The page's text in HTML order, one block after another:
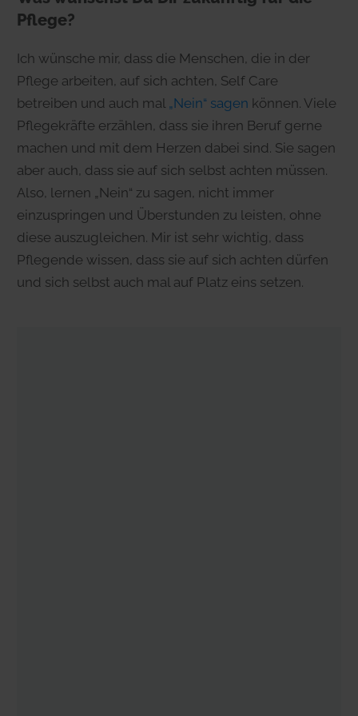
Pflege?
Ich wünsche mir, dass die Menschen, die in der
Pflege arbeiten, auf sich achten, Self Care
betreiben und auch mal „Nein“ sagen können. Viele
Pflegekräfte erzählen, dass sie ihren Beruf gerne
machen und mit dem Herzen dabei sind. Sie sagen
aber auch, dass sie auf sich selbst achten müssen.
Also, lernen „Nein“ zu sagen, nicht immer
einzuspringen und Überstunden zu leisten, ohne
diese auszugleichen. Mir ist sehr wichtig, dass
Pflegende wissen, dass sie auf sich achten dürfen
und sich selbst auch mal auf Platz eins setzen.